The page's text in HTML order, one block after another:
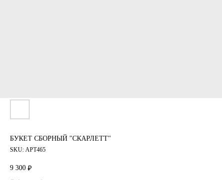
БУКЕТ СБОРНЫЙ "СКАРЛЕТТ"
SKU: АРТ465
9 300 ₽